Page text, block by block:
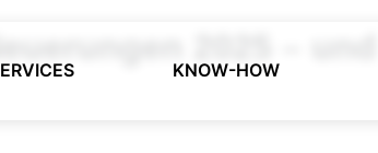
KNOW-HOW
2025 – und